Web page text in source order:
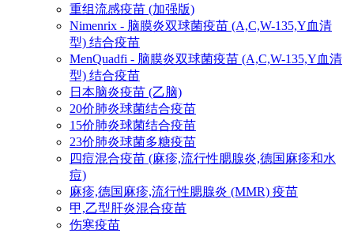
重组流感疫苗 (加强版)
Nimenrix - 脑膜炎双球菌疫苗 (A,C,W-135,Y血清
型) 结合疫苗
MenQuadfi - 脑膜炎双球菌疫苗 (A,C,W-135,Y血清
型) 结合疫苗
日本脑炎疫苗 (乙脑)
20价肺炎球菌结合疫苗
15价肺炎球菌结合疫苗
23价肺炎球菌多糖疫苗
四痘混合疫苗 (麻疹,流行性腮腺炎,德国麻疹和水
痘)
麻疹,德国麻疹,流行性腮腺炎 (MMR) 疫苗
甲,乙型肝炎混合疫苗
伤寒疫苗